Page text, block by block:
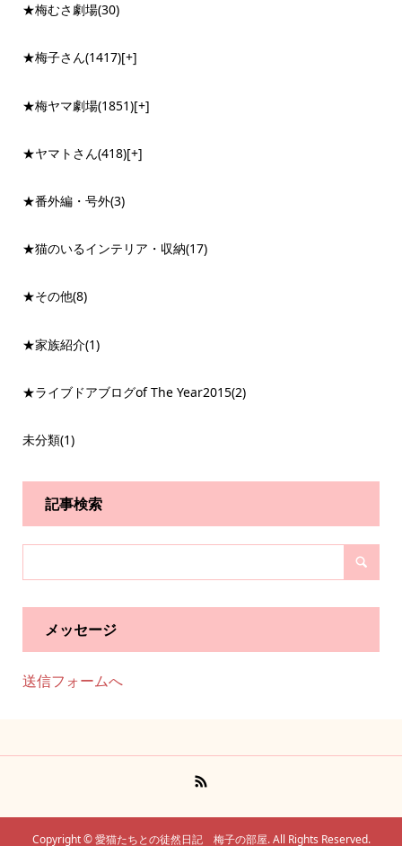
★梅むさ劇場(30)
★梅子さん(1417)[+]
★梅ヤマ劇場(1851)[+]
★ヤマトさん(418)[+]
★番外編・号外(3)
★猫のいるインテリア・収納(17)
★その他(8)
★家族紹介(1)
★ライブドアブログof The Year2015(2)
未分類(1)
記事検索
メッセージ
送信フォームへ
Copyright ©愛猫たちとの徒然日記 梅子の部屋. All Rights Reserved.